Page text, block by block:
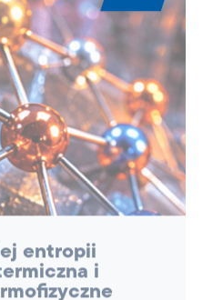
(HEA) są obecnie
materiałów do
w lotnictwie,
budowie reaktorów. Ze
wieloskładnikowy
kombinacje wysokiej
na temperaturę i
są niezwykle